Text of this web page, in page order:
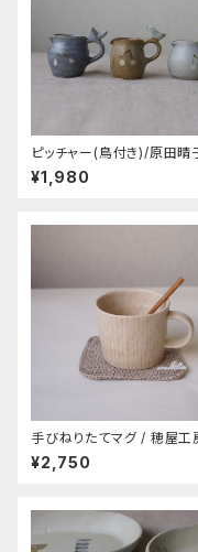
ピッチャー(鳥付き)/原田晴
¥1,980
手びねりたてマグ / 穂屋工
¥2,750